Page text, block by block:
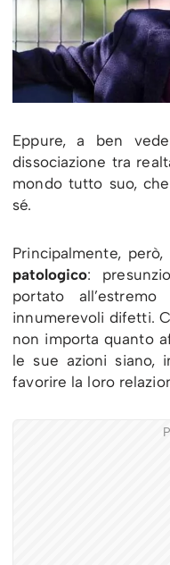
Eppure, a ben
dissociazione tra
mondo tutto suo,
sé.
Principalmente,
patologico:
portato
innumerevoli difetti.
non importa quanto
le sue azioni siano,
favorire la loro